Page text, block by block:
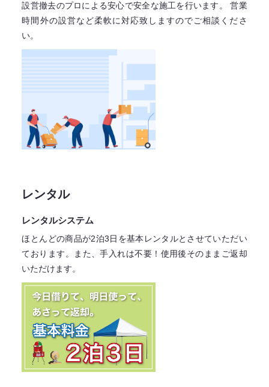
設営撤去のプロによる安心で安全な施工を行います。
営業
時間外の設営など柔軟に対応致しますのでご相談くださ
い。
レンタル
レンタルシステム
ほとんどの商品が2泊3日を基本レンタルとさせていただい
ております。
また、手入れは不要！ 使用後そのままご返却
いただけます。